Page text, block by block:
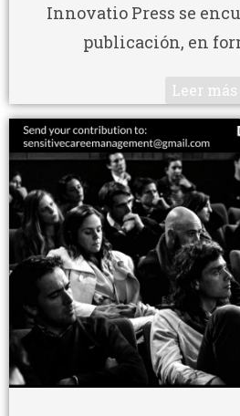
Innovatio Press se
publicación, en
Leer más